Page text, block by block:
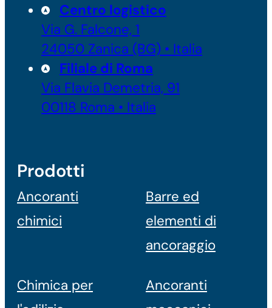
Centro logistico
Via G. Falcone, 1
24050 Zanica (BG) • Italia
Filiale di Roma
Via Flavia Demetria, 91
00118 Roma • Italia
Prodotti
Ancoranti
chimici
Barre ed
elementi di
ancoraggio
Chimica per
Ancoranti